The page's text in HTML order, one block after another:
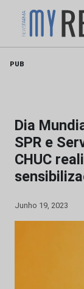
PUB
Dia
SPR e
CHUC
Junho 19, 2023